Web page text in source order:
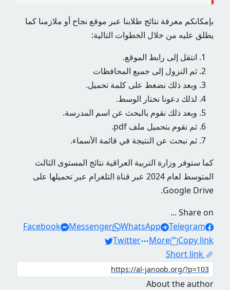
بإمكانكم معرفة نتائج طلابنا عبر موقع نجاح أو ملازمنا كما
يطلق عليه من خلال الخطوات التالية:
انتقل إلى رابط الموقع.
ثم النزول إلى جميع المحافظات
وبعد ذلك نضغط على كلمة تحميل.
لذلك دعونا نختار الوسط.
وبعد ذلك نقوم بالبحث عن اسم المدرسة.
ثم نقوم بتحميل ملف pdf.
ثم نبحث عن النتيجة في قائمة الأسماء.
كما ستوفر وزارة التربية العراقية نتائج المستوى الثالث
المتوسط ​​لعام 2024 عبر قناة التلغرام عبر تحميلها على
Google Drive.
Share on ...
Facebook
Messenger WhatsApp
Telegram
Twitter
More
Copy link
Short link
About the author